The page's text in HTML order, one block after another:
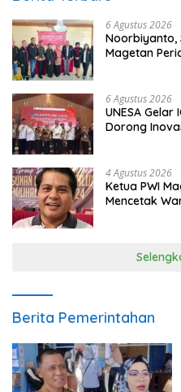
6 Agustus 2026
Noorbiyanto,
Magetan
6 Agustus 2026
UNESA Gelar
Dorong
4 Agustus 2026
Ketua PWI
Mencetak
Berita Pemerintahan